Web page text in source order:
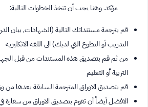
مؤكد. وهنا يجب أن تتخذ الخطوات التالية:
قم بترجمة مستنداتك التالية (الشهادات, بيان
التدريب أو التطوع التي لديك) الى اللغة الانكليزية
من ثم قم بتصديق هذه المستندات من قبل
التربية أو التعليم
قم بتصديق الاوراق المترجمة السابقة بعدها من
الافضل أيضاً أن تقوم بتصديق الاوراق من